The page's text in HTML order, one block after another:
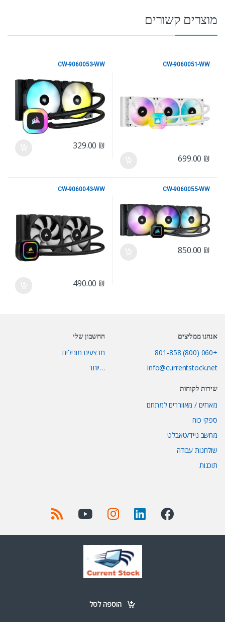
הוספה לסל
מוצרים קשורים
CW-9060051-WW
699.00 ₪
Corsair
CW-9060053-WW
329.00 ₪
Corsair
CW-9060055-WW
850.00 ₪
CW-9060043-WW
490.00 ₪
אנחנו ממליצים
+060 (800) 801-858
info@currentstock.net
החשבון שלי
מבצעים מובילים
…יותר
שירות לקוחות
מארזים / מאווררים למתחם
ספקי כוח
מחשב נייד/טאבלט
שולחנות עבודה
תוכנות